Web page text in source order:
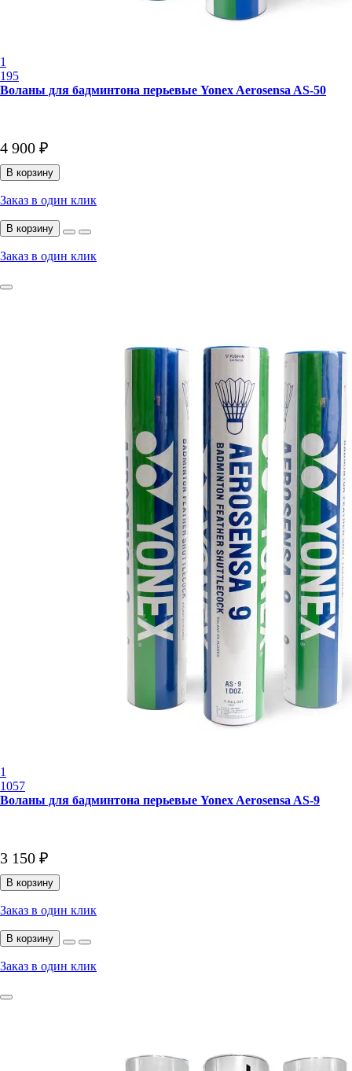
1
195
Воланы для бадминтона перьевые Yonex Aerosensa AS-50
4 900 ₽
В корзину
Заказ в один клик
В корзину
Заказ в один клик
1
1057
Воланы для бадминтона перьевые Yonex Aerosensa AS-9
3 150 ₽
В корзину
Заказ в один клик
В корзину
Заказ в один клик